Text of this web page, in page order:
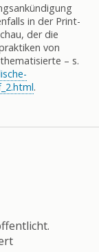
in der Print-
der die
von
– s.
.